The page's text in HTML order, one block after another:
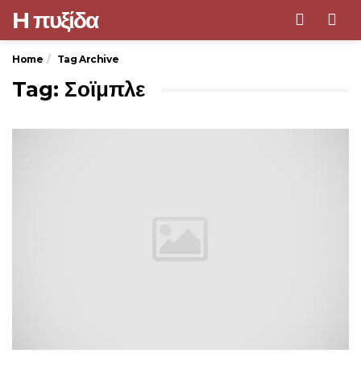
H πυξίδα
Home Tag Archive
Tag: Σοϊμπλε